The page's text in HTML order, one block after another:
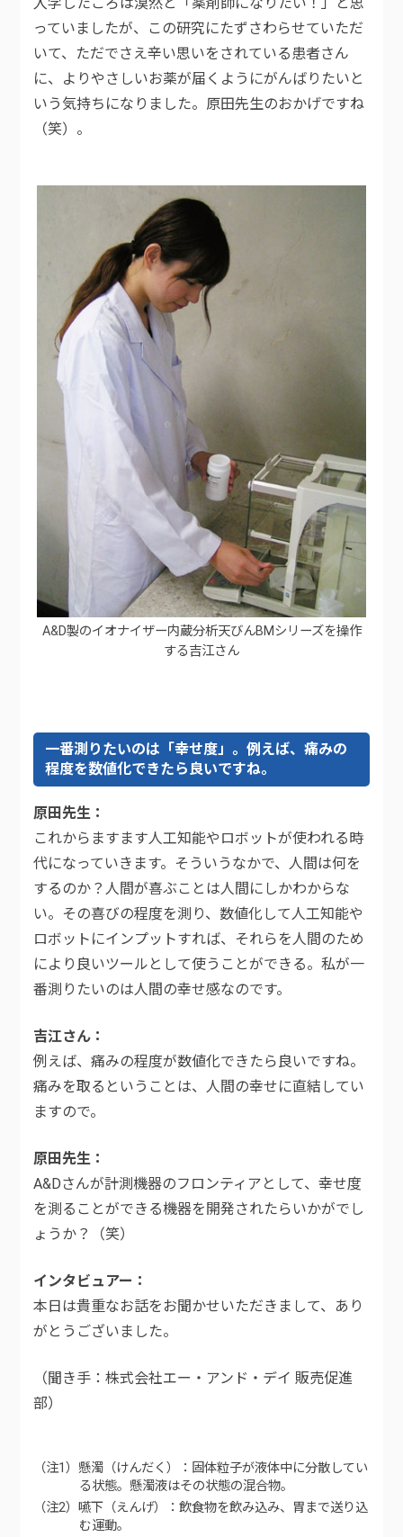
っていましたが、この研究にたずさわらせていただ
いて、ただでさえ辛い思いをされている患者さん
に、よりやさしいお薬が届くようにがんばりたいと
いう気持ちになりました。原田先生のおかげですね
（笑）。
A&D製のイオナイザー内蔵分析天びんBMシリーズを操作
する吉江さん
一番測りたいのは「幸せ度」。例えば、痛みの
程度を数値化できたら良いですね。
原田先生
これからますます人工知能やロボットが使われる時
代になっていきます。そういうなかで、人間は何を
するのか？人間が喜ぶことは人間にしかわからな
い。その喜びの程度を測り、数値化して人工知能や
ロボットにインプットすれば、それらを人間のため
により良いツールとして使うことができる。私が一
番測りたいのは人間の幸せ感なのです。
吉江さん
例えば、痛みの程度が数値化できたら良いですね。
痛みを取るということは、人間の幸せに直結してい
ますので。
原田先生
A&Dさんが計測機器のフロンティアとして、幸せ度
を測ることができる機器を開発されたらいかがでし
ょうか？（笑）
インタビュアー
本日は貴重なお話をお聞かせいただきまして、あり
がとうございました。
（聞き手：株式会社エー・アンド・デイ 販売促進
部）
（注1）懸濁（けんだく）：固体粒子が液体中に分散してい
る状態。懸濁液はその状態の混合物。
（注2）嚥下（えんげ）：飲食物を飲み込み、胃まで送り込
む運動。